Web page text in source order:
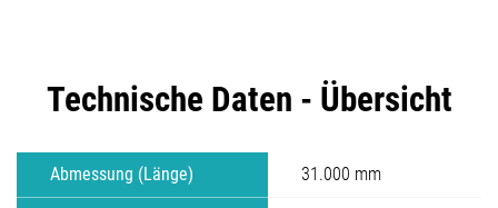
Technische Daten - Übersicht
Abmessung (Länge) 31.000 mm